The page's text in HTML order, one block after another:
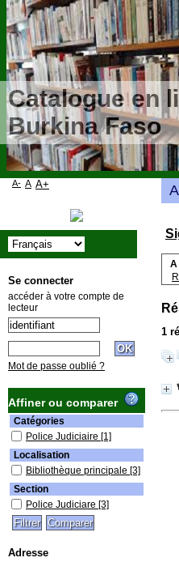
Catalogue en
Burkina Faso
A
1
A- A A+
Se connecter
accéder à votre compte de
lecteur
Mot de passe oublié ?
Affiner ou comparer
Catégories
Police Judiciaire [1]
Localisation
Bibliothèque principale [3]
Section
Police Judiciare [3]
Adresse